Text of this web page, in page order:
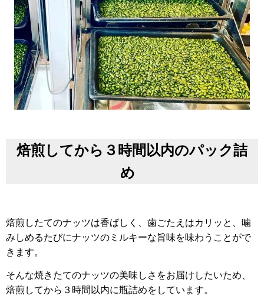
焙煎してから３時間以内のパック詰
め
焙煎したてのナッツは香ばしく、歯ごたえはカリッと、噛
みしめるたびにナッツのミルキーな旨味を味わうことがで
きます。
そんな焼きたてのナッツの美味しさをお届けしたいため、
焙煎してから３時間以内に瓶詰めをしています。